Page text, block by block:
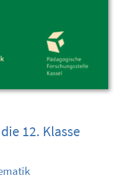
12. Klasse